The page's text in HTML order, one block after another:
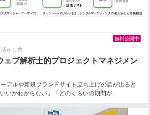
かし方
ェブ解析士的プロジェクトマネジメン
アルや新規ブランドサイト立ち上げの話が出ると
いいかわからない」「どのくらいの期間が...
無料公開中